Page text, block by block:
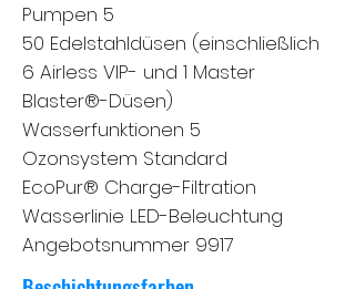
Pumpen 5
50 Edelstahldüsen (einschließlich
6 Airless VIP- und 1 Master
Blaster®-Düsen)
Wasserfunktionen 5
Ozonsystem Standard
EcoPur® Charge-Filtration
Wasserlinie LED-Beleuchtung
Angebotsnummer 9917